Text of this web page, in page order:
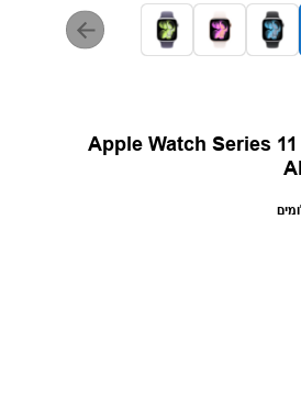
Apple Watch Series